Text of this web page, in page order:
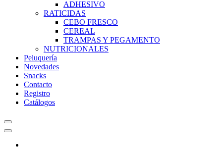
ADHESIVO
RATICIDAS
CEBO FRESCO
CEREAL
TRAMPAS Y PEGAMENTO
NUTRICIONALES
Peluquería
Novedades
Snacks
Contacto
Registro
Catálogos